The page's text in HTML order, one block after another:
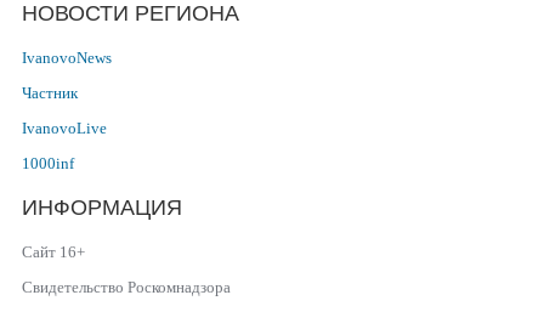
НОВОСТИ РЕГИОНА
IvanovoNews
Частник
IvanovoLive
1000inf
ИНФОРМАЦИЯ
Сайт 16+
Свидетельство Роскомнадзора